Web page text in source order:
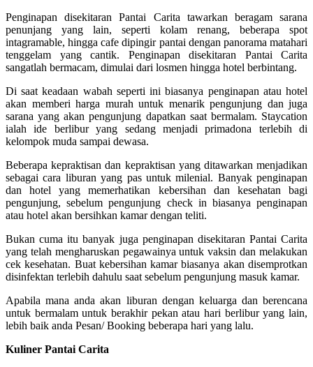
Penginapan disekitaran Pantai Carita tawarkan beragam sarana
penunjang yang lain, seperti kolam renang, beberapa spot
intagramable, hingga cafe dipingir pantai dengan panorama matahari
tenggelam yang cantik. Penginapan disekitaran Pantai Carita
sangatlah bermacam, dimulai dari losmen hingga hotel berbintang.
Di saat keadaan wabah seperti ini biasanya penginapan atau hotel
akan memberi harga murah untuk menarik pengunjung dan juga
sarana yang akan pengunjung dapatkan saat bermalam. Staycation
ialah ide berlibur yang sedang menjadi primadona terlebih di
kelompok muda sampai dewasa.
Beberapa kepraktisan dan kepraktisan yang ditawarkan menjadikan
sebagai cara liburan yang pas untuk milenial. Banyak penginapan
dan hotel yang memerhatikan kebersihan dan kesehatan bagi
pengunjung, sebelum pengunjung check in biasanya penginapan
atau hotel akan bersihkan kamar dengan teliti.
Bukan cuma itu banyak juga penginapan disekitaran Pantai Carita
yang telah mengharuskan pegawainya untuk vaksin dan melakukan
cek kesehatan. Buat kebersihan kamar biasanya akan disemprotkan
disinfektan terlebih dahulu saat sebelum pengunjung masuk kamar.
Apabila mana anda akan liburan dengan keluarga dan berencana
untuk bermalam untuk berakhir pekan atau hari berlibur yang lain,
lebih baik anda Pesan/ Booking beberapa hari yang lalu.
Kuliner Pantai Carita